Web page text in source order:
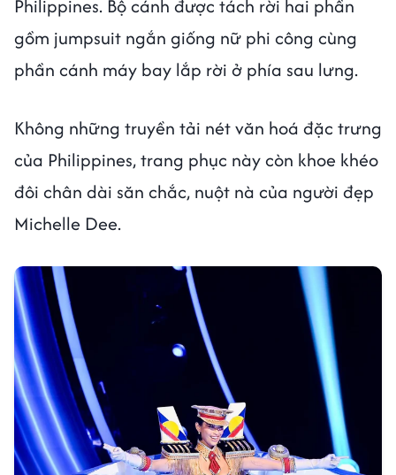
Philippines. Bộ cánh được tách rời hai phần
gồm jumpsuit ngắn giống nữ phi công cùng
phần cánh máy bay lắp rời ở phía sau lưng.
Không những truyền tải nét văn hoá đặc trưng
của Philippines, trang phục này còn khoe khéo
đôi chân dài săn chắc, nuột nà của người đẹp
Michelle Dee.